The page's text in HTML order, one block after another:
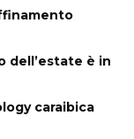
dell’estate è in
caraibica